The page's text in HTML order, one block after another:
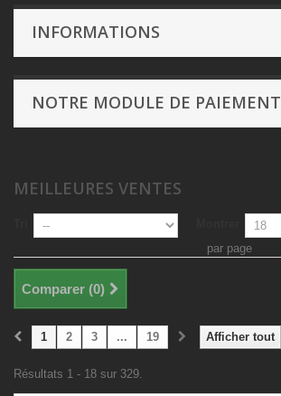
INFORMATIONS
NOTRE MODULE DE PAIEMENT
MEILLEURES VENTES
par page
Comparer (0)
Afficher tout
1 2 3 ... 19
Résultats 1 - 18 sur 329.